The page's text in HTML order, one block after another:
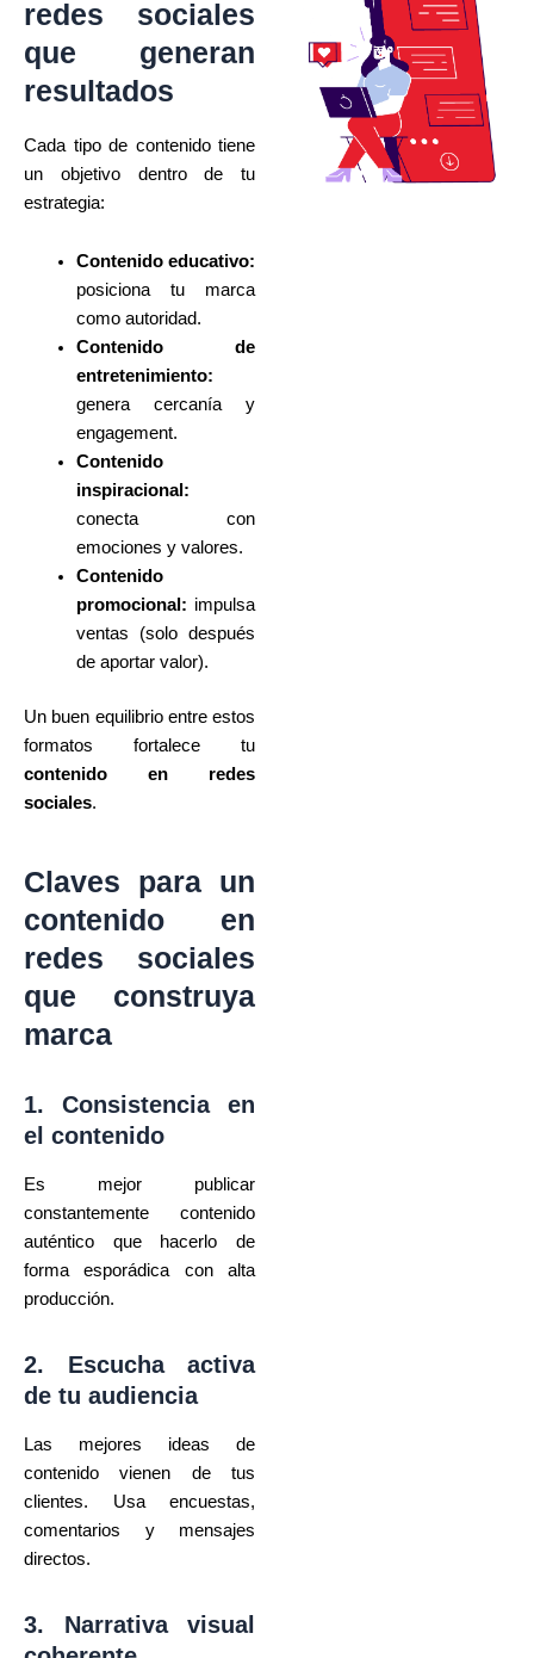
redes sociales
que generan
resultados
Cada tipo de contenido tiene
un objetivo dentro de tu
estrategia:
Contenido educativo:
posiciona tu marca
como autoridad.
Contenido de
entretenimiento:
genera cercanía y
engagement.
Contenido
inspiracional:
conecta con
emociones y valores.
Contenido
promocional: impulsa
ventas (solo después
de aportar valor).
Un buen equilibrio entre estos
formatos fortalece tu
contenido en redes
sociales.
Claves para un
contenido en
redes sociales
que construya
marca
1. Consistencia en
el contenido
Es mejor publicar
constantemente contenido
auténtico que hacerlo de
forma esporádica con alta
producción.
2. Escucha activa
de tu audiencia
Las mejores ideas de
contenido vienen de tus
clientes. Usa encuestas,
comentarios y mensajes
directos.
3. Narrativa visual